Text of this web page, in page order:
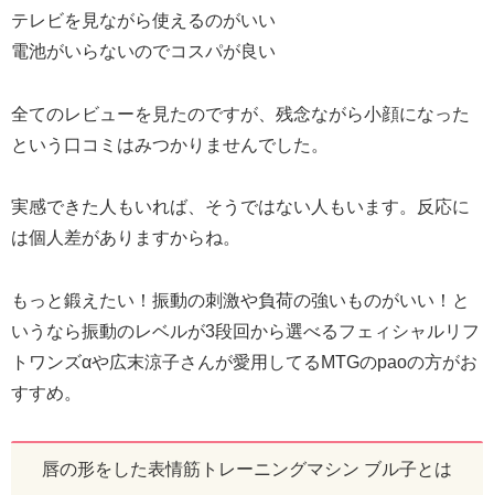
テレビを見ながら使えるのがいい
電池がいらないのでコスパが良い
全てのレビューを見たのですが、残念ながら小顔になった
という口コミはみつかりませんでした。
実感できた人もいれば、そうではない人もいます。反応に
は個人差がありますからね。
もっと鍛えたい！振動の刺激や負荷の強いものがいい！と
いうなら振動のレベルが3段回から選べるフェィシャルリフ
トワンズαや広末涼子さんが愛用してるMTGのpaoの方がお
すすめ。
唇の形をした表情筋トレーニングマシン ブル子とは